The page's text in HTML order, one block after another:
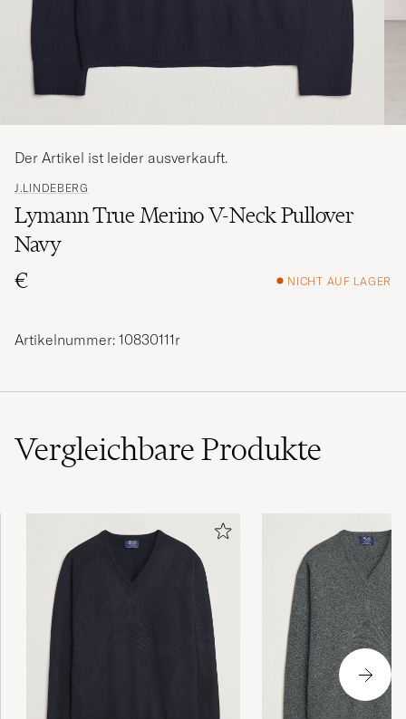
J.LINDEBERG
Lymann True Merino V-Neck Pullover
Navy
€
NICHT AUF LAGER
Der Artikel ist leider ausverkauft.
Artikelnummer: 10830111r
VergleichbareProdukte